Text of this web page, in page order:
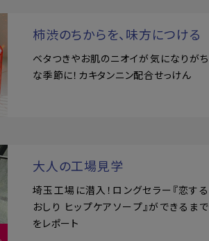
柿渋のちからを、味方につける
ベタつきやお肌のニオイが気になりがち
な季節に！カキタンニン配合せっけん
大人の工場見学
埼玉工場に潜入！ロングセラー『恋する
おしり ヒップケアソープ』ができるまで
をレポート